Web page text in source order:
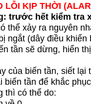
LỖI KỊP THỜI
trước hết kiểm tra
thể xảy ra nguyên
ngắt (dây điều
tần sẽ dừng, hiển
của biến tần, siết lại
biến tần để khắc
thì có thể do: